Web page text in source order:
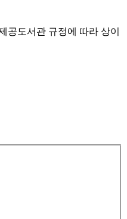
공도서관 규정에 따라 상이